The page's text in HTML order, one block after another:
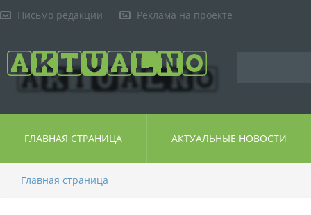
Письмо редакции Реклама на проекте
ГЛАВНАЯ СТРАНИЦА АКТУАЛЬНЫЕ НОВОСТИ
Главная страница